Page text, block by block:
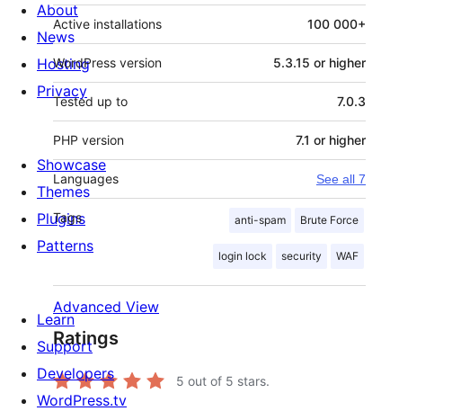
Active installations 100 000+
WordPress version 5.3.15 or higher
Tested up to 7.0.3
PHP version 7.1 or higher
Languages See all 7
Tags anti-spam Brute Force
login lock security WAF
Advanced View
Ratings
5 out of 5 stars.
About
News
Hosting
Privacy
Showcase
Themes
Plugins
Patterns
Learn
Support
Developers
WordPress.tv